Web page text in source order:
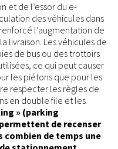
et de l’essor du e-
des véhicules dans
l’augmentation de
livraison. Les véhicules de
de bus ou des trottoirs
ce qui peut causer
les piétons que pour les
respecter les règles de
en double file et les
» (parking
de recenser
combien de temps une